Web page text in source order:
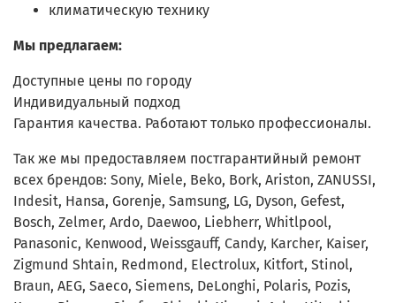
климатическую технику
Мы предлагаем:
Доступные цены по городу
Индивидуальный подход
Гарантия качества. Работают только профессионалы.
Так же мы предоставляем постгарантийный ремонт
всех брендов: Sony, Miele, Beko, Bork, Ariston, ZANUSSI,
Indesit, Hansa, Gorenje, Samsung, LG, Dyson, Gefest,
Bosch, Zelmer, Ardo, Daewoo, Liebherr, Whitlpool,
Panasonic, Kenwood, Weissgauff, Candy, Karcher, Kaiser,
Zigmund Shtain, Redmond, Electrolux, Kitfort, Stinol,
Braun, AEG, Saeco, Siemens, DeLonghi, Polaris, Pozis,